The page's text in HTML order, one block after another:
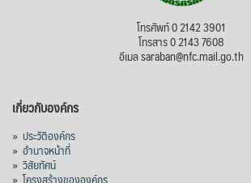
โทรศัพท์ 0 2142 3901
โทรสาร 0 2143 7608
อีเมล saraban@nfc.mail.go.th
เกี่ยวกับองค์กร
» ประวัติองค์กร
» อำนาจหน้าที่
» วิสัยทัศน์